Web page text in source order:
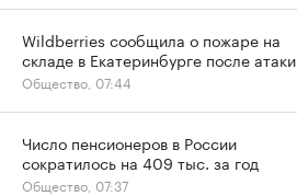
Wildberries сообщила о пожаре на
складе в Екатеринбурге после атаки
Общество, 07:44
Число пенсионеров в России
сократилось на 409 тыс. за год
Общество, 07:37